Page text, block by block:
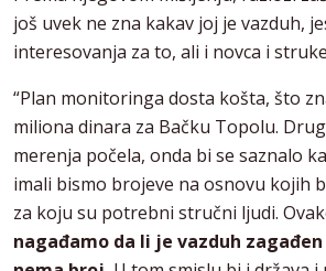
još uvek ne zna kakav joj je vazduh,
interesovanja za to, ali i novca i
“Plan monitoringa dosta košta, što
miliona dinara za Bačku Topolu.
merenja počela, onda bi se saznalo
imali bismo brojeve na osnovu kojih
za koju su potrebni stručni ljudi.
nagađamo da li je vazduh